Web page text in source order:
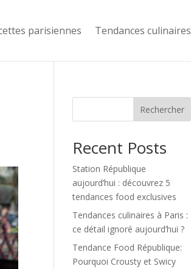
parisiennes Tendances culinaires
Rechercher
Recent Posts
Station République
aujourd’hui : découvrez 5
tendances food exclusives
Tendances culinaires à Paris :
ce détail ignoré aujourd’hui ?
Tendance Food République:
Pourquoi Crousty et Swicy